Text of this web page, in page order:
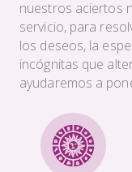
nuestros aciertos
servicio, para
los deseos, la
incógnitas que
ayudaremos a